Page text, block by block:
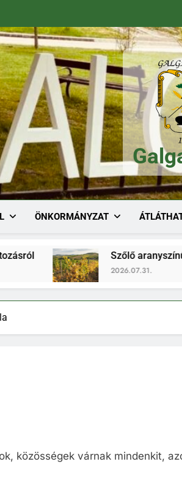
ÖNKORMÁNYZAT
Szőlő aranyszínű
2026.07.31.
közösségek várnak mindenkit,